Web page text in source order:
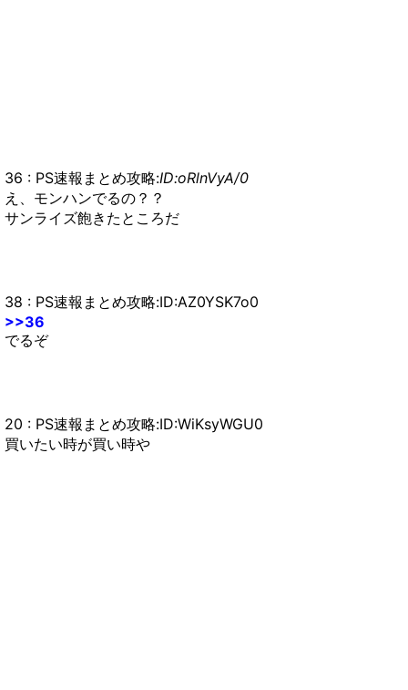
36 : PS速報まとめ攻略:ID:oRlnVyA/0
え、モンハンでるの？？
サンライズ飽きたところだ
38 : PS速報まとめ攻略:ID:AZ0YSK7o0
>>36
でるぞ
20 : PS速報まとめ攻略:ID:WiKsyWGU0
買いたい時が買い時や